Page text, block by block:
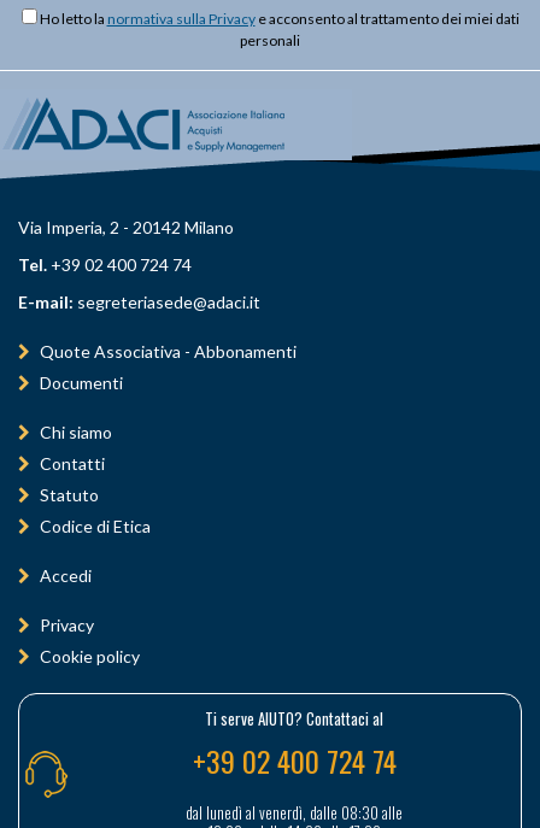
Ho letto la normativa sulla Privacye acconsento al trattamento dei miei dati
personali
Via Imperia, 2 - 20142 Milano
Tel. +39 02 400 724 74
E-mail: segreteriasede@adaci.it
Quote Associativa - Abbonamenti
Documenti
Chi siamo
Contatti
Statuto
Codice di Etica
Accedi
Privacy
Cookie policy
Ti serve AIUTO? Contattaci al
+39 02 400 724 74
dal lunedì al venerdì, dalle 08:30 alle